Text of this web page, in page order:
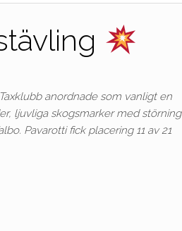
anordnade som vanligt en
ljuvliga skogsmarker med störning
Pavarotti fick placering 11 av 21